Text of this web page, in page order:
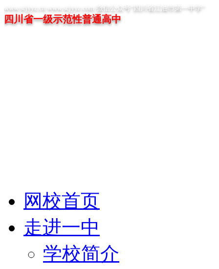
www.scjyyz.cn www.scjyyz.com 微信公众号“四川省江油市第一中学”
四川省一级示范性普通高中
网校首页
走进一中
学校简介